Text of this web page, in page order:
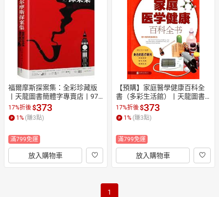
福爾摩斯探案集：全彩珍藏版
丨天龍圖書簡體字專賣店丨978
7511375971
17%折後$373
1 % (賺3點)
滿799免運
放入購物車
【預購】家庭醫學健康百科全
書（多彩生活館）丨天龍圖書
簡體字專賣店丨978755027578
2
17%折後$373
1 % (賺3點)
滿799免運
放入購物車
1